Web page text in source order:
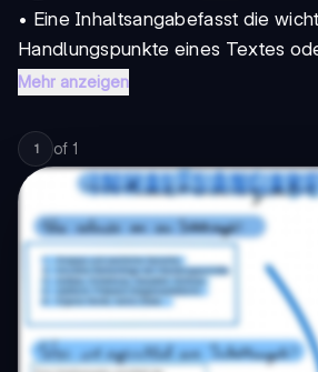
• Eine Inhaltsangabefasst die
Handlungspunkte eines Textes
Mehr anzeigen
1 of 1